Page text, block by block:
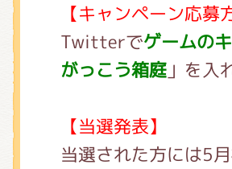
【キャンペーン応募
Twitterでゲームの
がっこう箱庭 」を入
【当選発表】
当選された方には5